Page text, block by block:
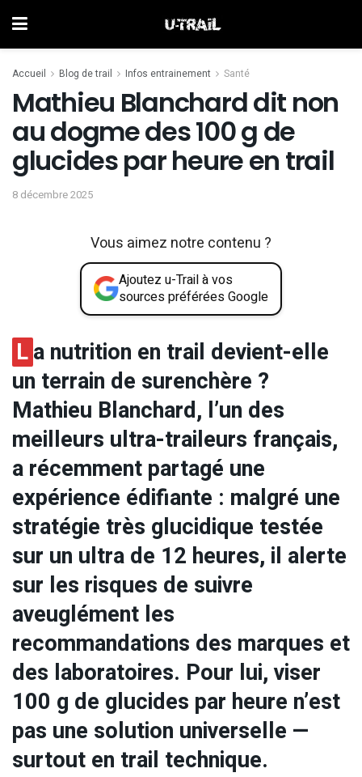
Accueil Blog de trail Infos entrainement Santé
Mathieu Blanchard dit non
au dogme des 100 g de
glucides par heure en trail
8 décembre 2025
Vous aimez notre contenu ?
Ajoutez u-Trail à vos
sources préférées Google
La nutrition en trail devient-elle
un terrain de surenchère ?
Mathieu Blanchard, l’un des
meilleurs ultra-traileurs français,
a récemment partagé une
expérience édifiante : malgré une
stratégie très glucidique testée
sur un ultra de 12 heures, il alerte
sur les risques de suivre
aveuglément les
recommandations des marques et
des laboratoires. Pour lui, viser
100 g de glucides par heure n’est
pas une solution universelle —
surtout en trail technique.